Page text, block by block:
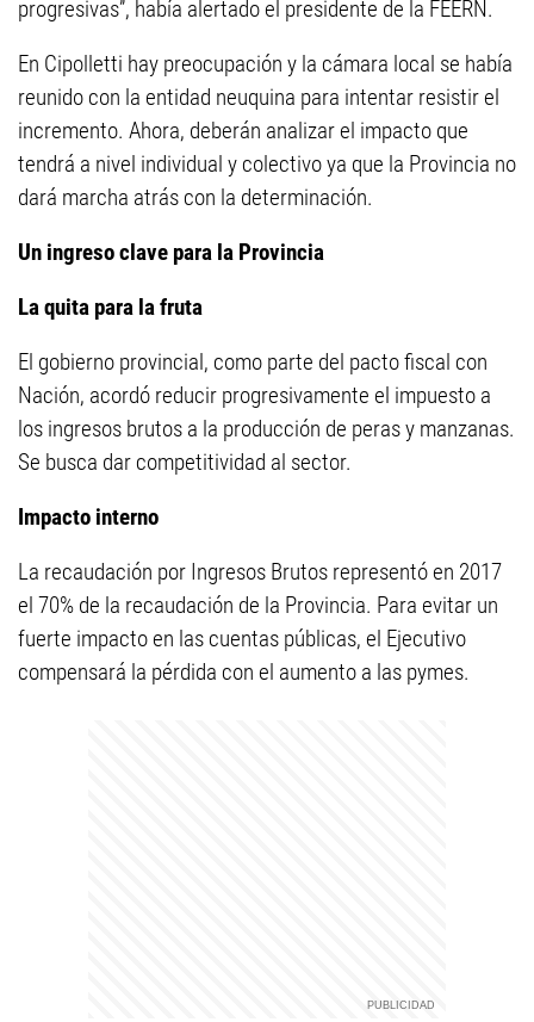
progresivas”, había alertado el presidente de la FEERN.
En Cipolletti hay preocupación y la cámara local se había
reunido con la entidad neuquina para intentar resistir el
incremento. Ahora, deberán analizar el impacto que
tendrá a nivel individual y colectivo ya que la Provincia no
dará marcha atrás con la determinación.
Un ingreso clave para la Provincia
La quita para la fruta
El gobierno provincial, como parte del pacto fiscal con
Nación, acordó reducir progresivamente el impuesto a
los ingresos brutos a la producción de peras y manzanas.
Se busca dar competitividad al sector.
Impacto interno
La recaudación por Ingresos Brutos representó en 2017
el 70% de la recaudación de la Provincia. Para evitar un
fuerte impacto en las cuentas públicas, el Ejecutivo
compensará la pérdida con el aumento a las pymes.